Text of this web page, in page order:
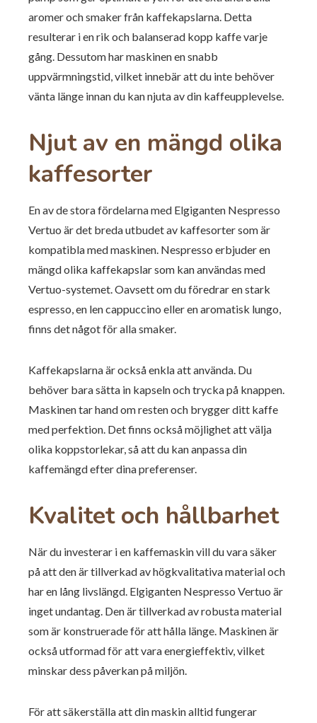
aromer och smaker från kaffekapslarna. Detta
resulterar i en rik och balanserad kopp kaffe varje
gång. Dessutom har maskinen en snabb
uppvärmningstid, vilket innebär att du inte behöver
vänta länge innan du kan njuta av din kaffeupplevelse.
Njut av en mängd olika
kaffesorter
En av de stora fördelarna med Elgiganten Nespresso
Vertuo är det breda utbudet av kaffesorter som är
kompatibla med maskinen. Nespresso erbjuder en
mängd olika kaffekapslar som kan användas med
Vertuo-systemet. Oavsett om du föredrar en stark
espresso, en len cappuccino eller en aromatisk lungo,
finns det något för alla smaker.
Kaffekapslarna är också enkla att använda. Du
behöver bara sätta in kapseln och trycka på knappen.
Maskinen tar hand om resten och brygger ditt kaffe
med perfektion. Det finns också möjlighet att välja
olika koppstorlekar, så att du kan anpassa din
kaffemängd efter dina preferenser.
Kvalitet och hållbarhet
När du investerar i en kaffemaskin vill du vara säker
på att den är tillverkad av högkvalitativa material och
har en lång livslängd. Elgiganten Nespresso Vertuo är
inget undantag. Den är tillverkad av robusta material
som är konstruerade för att hålla länge. Maskinen är
också utformad för att vara energieffektiv, vilket
minskar dess påverkan på miljön.
För att säkerställa att din maskin alltid fungerar